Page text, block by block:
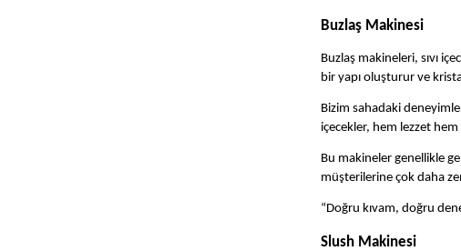
Buzlaş Makinesi
Buzlaş makineleri, sıvı
bir yapı oluşturur ve
Bizim sahadaki
içecekler, hem lezzet hem
Bu makineler genellikle
müşterilerine çok daha
“Doğru kıvam, doğru
Slush Makinesi